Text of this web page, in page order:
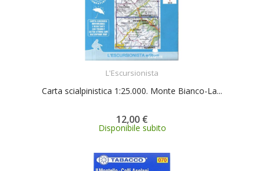
L'Escursionista
Carta scialpinistica 1:25.000. Monte Bianco-La...
12,00 €
Disponibile subito